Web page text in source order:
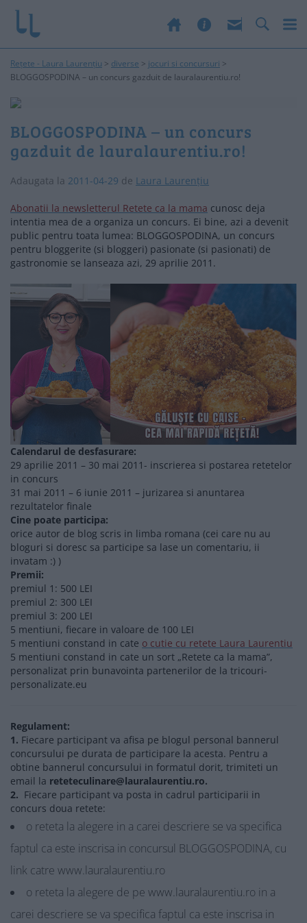
Rețete - Laura Laurențiu > diverse > jocuri si concursuri >
BLOGGOSPODINA – un concurs gazduit de lauralaurentiu.ro!
BLOGGOSPODINA – un concurs
gazduit de lauralaurentiu.ro!
Adaugata la 2011-04-29 de Laura Laurențiu
Abonatii la newsletterul Retete ca la mama cunosc deja
intentia mea de a organiza un concurs. Ei bine, azi a devenit
public pentru toata lumea: BLOGGOSPODINA, un concurs
pentru bloggerite (si bloggeri) pasionate (si pasionati) de
gastronomie se lanseaza azi, 29 aprilie 2011.
Calendarul de desfasurare:
29 aprilie 2011 – 30 mai 2011- inscrierea si postarea retetelor
in concurs
31 mai 2011 – 6 iunie 2011 – jurizarea si anuntarea
rezultatelor finale
Cine poate participa:
orice autor de blog scris in limba romana (cei care nu au
bloguri si doresc sa participe sa lase un comentariu, ii
invatam :) )
Premii:
premiul 1: 500 LEI
premiul 2: 300 LEI
premiul 3: 200 LEI
5 mentiuni, fiecare in valoare de 100 LEI
5 mentiuni constand in cate o cutie cu retete Laura Laurentiu
5 mentiuni constand in cate un sort „Retete ca la mama”,
personalizat prin bunavointa partenerilor de la tricouri-
personalizate.eu
Regulament:
1. Fiecare participant va afisa pe blogul personal bannerul
concursului pe durata de participare la acesta. Pentru a
obtine bannerul concursului in formatul dorit, trimiteti un
email la reteteculinare@lauralaurentiu.ro.
2. Fiecare participant va posta in cadrul participarii in
concurs doua retete:
o reteta la alegere in a carei descriere se va specifica
faptul ca este inscrisa in concursul BLOGGOSPODINA, cu
link catre www.lauralaurentiu.ro
o reteta la alegere de pe www.lauralaurentiu.ro in a
carei descriere se va specifica faptul ca este inscrisa in